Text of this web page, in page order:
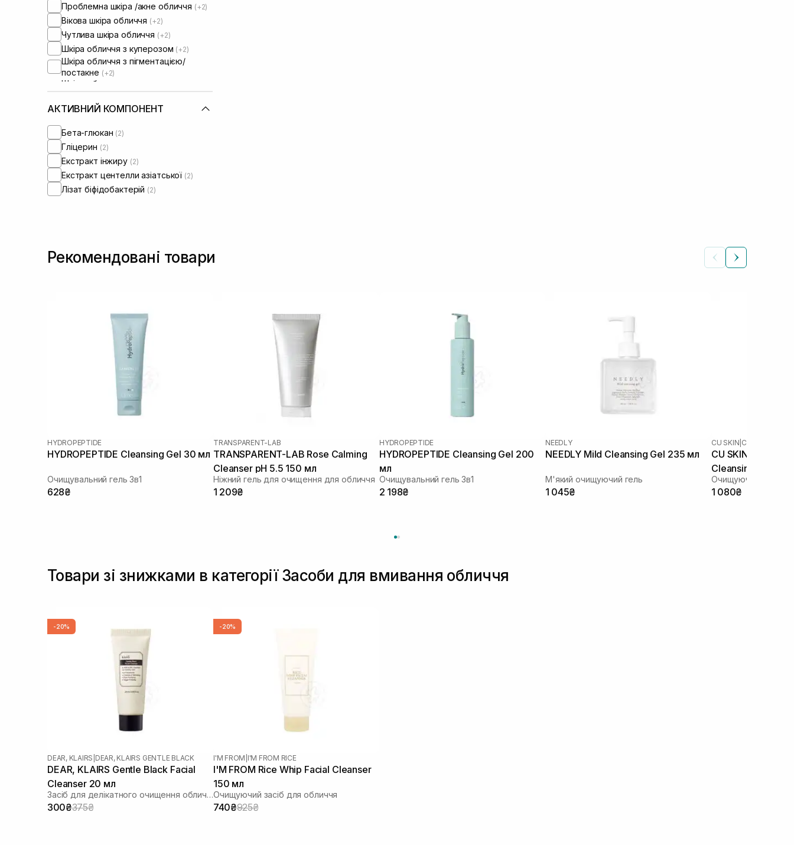
Проблемна шкіра /акне обличчя (+2)
Вікова шкіра обличчя (+2)
Чутлива шкіра обличчя (+2)
Шкіра обличчя з куперозом (+2)
Шкіра обличчя з пігментацією/
постакне (+2)
Шкіра обличчя з розширеними
порами
Шкіра обличчя з порушеним
Шкіра обличчя з порушеним
АКТИВНИЙ КОМПОНЕНТ
Бета-глюкан (2)
Гліцерин (2)
Екстракт інжиру (2)
Екстракт центелли азіатської (2)
Лізат біфідобактерій (2)
Рекомендовані товари
HYDROPEPTIDE
HYDROPEPTIDE Cleansing Gel 30 мл
Очищувальний гель 3в1
628₴
TRANSPARENT-LAB
TRANSPARENT-LAB Rose Calming
Cleanser pH 5.5 150 мл
Ніжний гель для очищення для обличчя
1 209₴
HYDROPEPTIDE
HYDROPEPTIDE Cleansing Gel 200
мл
Очищувальний гель 3в1
2 198₴
NEEDLY
NEEDLY Mild Cleansing Gel 235 мл
М'який очищуючий гель
1 045₴
CU SKIN CU
CU SKIN
Cleansing Gel
Очищуюча гель-
1 080₴
Товари зі знижками в категорії Засоби для вмивання обличчя
-20%
DEAR, KLAIRS DEAR, KLAIRS GENTLE BLACK
DEAR, KLAIRS Gentle Black Facial
Cleanser 20 мл
Засіб для делікатного очищення обличчя
300₴375₴
-20%
I'M FROM I'M FROM RICE
I'M FROM Rice Whip Facial Cleanser
150 мл
Очищуючий засіб для обличчя
740₴925₴